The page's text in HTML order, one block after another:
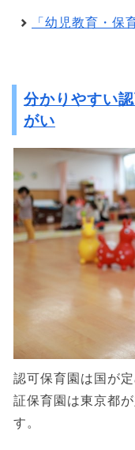
「幼児教育・保
分かりやすい
がい
認可保育園は国が
証保育園は東京都
す。